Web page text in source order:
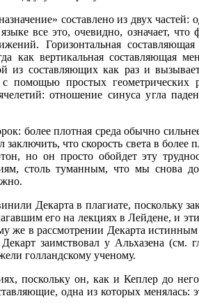
составлено из двух
все это, очевидно, означает, что
Горизонтальная
как вертикальная составляющая
из составляющих как раз и
помощью простых геометрических
отношение синуса угла
более плотная среда обычно
что скорость света в
но он просто обойдет эту
столь туманным, что мы снова
Декарта в плагиате, поскольку
его на лекциях в Лейдене, и
в рассмотрении Декарта истинным
заимствовал у Альхазена (см.
голландскому ученому.
поскольку он, как и Кеплер до
одна из которых менялась: